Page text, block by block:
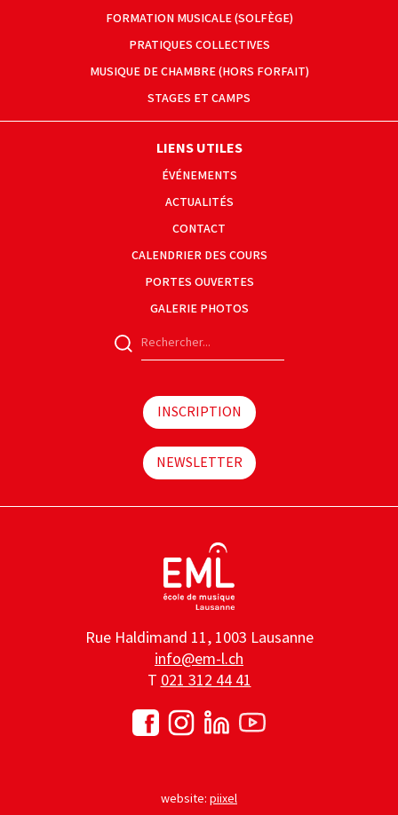
FORMATION MUSICALE (SOLFÈGE)
PRATIQUES COLLECTIVES
MUSIQUE DE CHAMBRE (HORS FORFAIT)
STAGES ET CAMPS
LIENS UTILES
ÉVÉNEMENTS
ACTUALITÉS
CONTACT
CALENDRIER DES COURS
PORTES OUVERTES
GALERIE PHOTOS
INSCRIPTION
NEWSLETTER
Rue Haldimand 11, 1003 Lausanne
info@em-l.ch
T 021 312 44 41
website: piixel